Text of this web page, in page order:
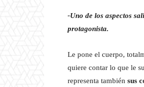
-Uno de los aspectos
protagonista.
Le pone el cuerpo,
quiere contar lo que le
representa también sus